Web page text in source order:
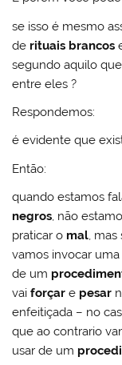
se isso é mesmo
de rituais brancos
segundo aquilo
entre eles ?
Respondemos:
é evidente que
Então:
quando estamos
negros, não
praticar o mal,
vamos invocar
de um
vaiforçar e pesar
enfeitiçada – no
que ao contrario
usar de um